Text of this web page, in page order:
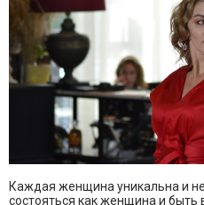
Каждая женщина уникальна и
состояться как женщина и быть